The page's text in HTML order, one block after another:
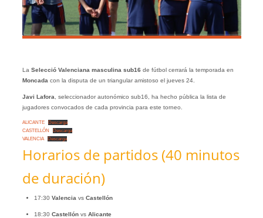
La Selecció Valenciana masculina sub16 de fútbol cerrará la temporada en
Moncadacon la disputa de un triangular amistoso el jueves 24.
Javi Lafora, seleccionador autonómico sub16, ha hecho pública la lista de
jugadores convocados de cada provincia para este torneo.
ALICANTE
Descarga
CASTELLÓN
Descarga
VALENCIA
Descarga
Horarios de partidos (40 minutos
de duración)
17:30 Valenciavs Castellón
18:30 Castellónvs Alicante